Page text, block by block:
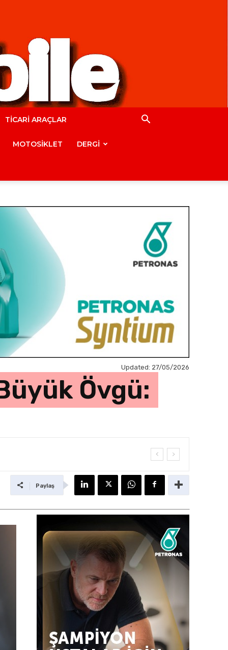
TİCARİ ARAÇLAR
MOTOSİKLET DERGİ
Updated: 27/05/2026
Övgü:
Paylaş